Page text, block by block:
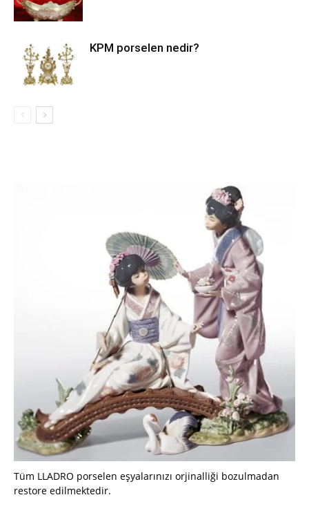
KPM porselen nedir?
Tüm LLADRO porselen eşyalarınızı orjinalliği bozulmadan
restore edilmektedir.